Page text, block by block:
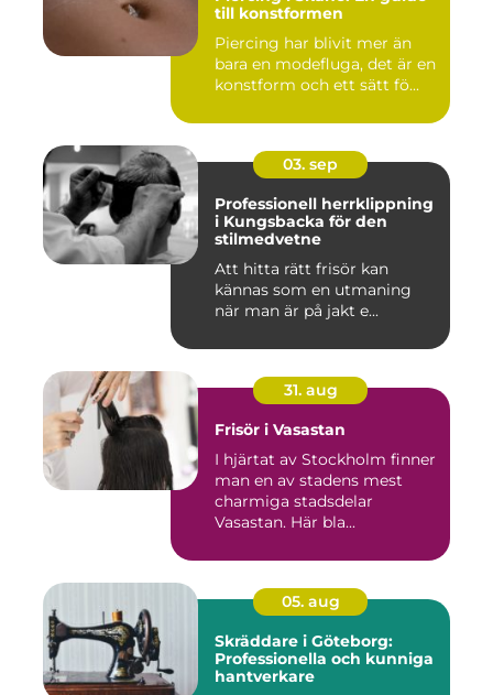
till konstformen
Piercing har blivit mer än
bara en modefluga, det är en
konstform och ett sätt fö...
03. sep
Professionell herrklippning
i Kungsbacka för den
stilmedvetne
Att hitta rätt frisör kan
kännas som en utmaning
när man är på jakt e...
31. aug
Frisör i Vasastan
I hjärtat av Stockholm finner
man en av stadens mest
charmiga stadsdelar
Vasastan. Här bla...
05. aug
Skräddare i Göteborg:
Professionella och kunniga
hantverkare